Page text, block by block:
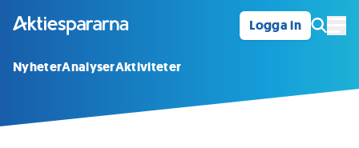
Logga in
NyheterAnalyserAktiviteter